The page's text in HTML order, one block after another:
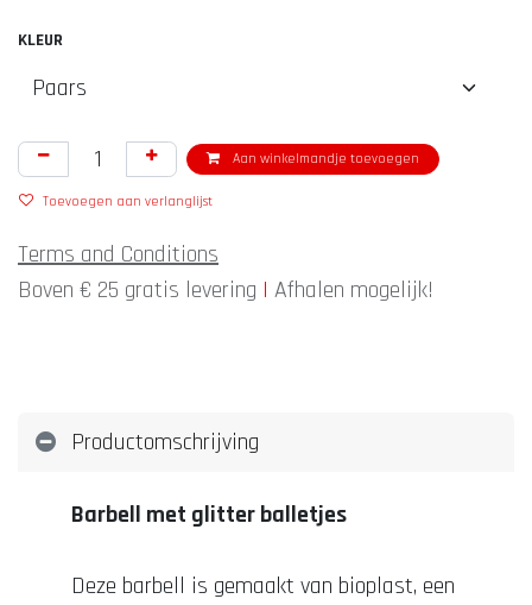
KLEUR
Aan winkelmandje toevoegen
Toevoegen aan verlanglijst
Terms and Conditions
Boven € 25 gratis levering | Afhalen mogelijk!
Productomschrijving
Barbell met glitter balletjes
Deze barbell is gemaakt van bioplast, een